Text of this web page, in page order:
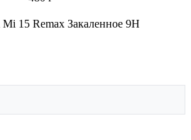
15 Remax Закаленное 9H